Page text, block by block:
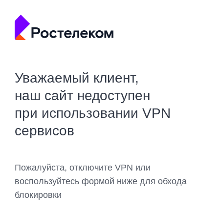
Уважаемый клиент,
наш сайт недоступен
при использовании VPN
сервисов
Пожалуйста, отключите VPN или
воспользуйтесь формой ниже для обхода
блокировки